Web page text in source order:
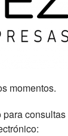
momentos.